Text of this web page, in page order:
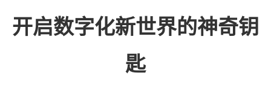
开启数字化新世界的神奇钥
匙